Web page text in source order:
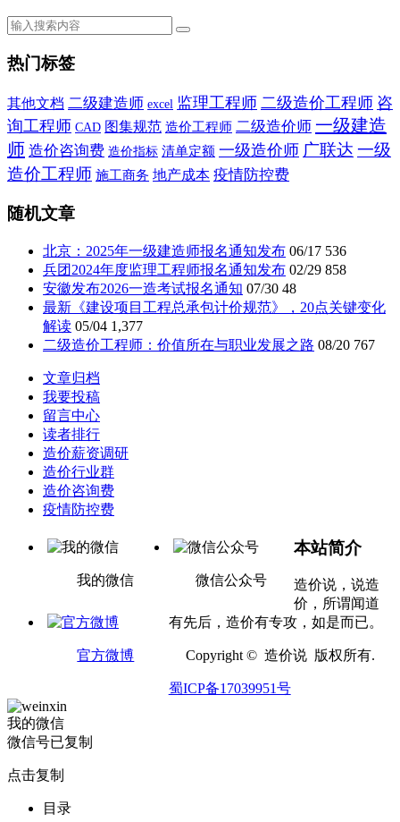
热门标签
其他文档 二级建造师 excel 监理工程师 二级造价工程师 咨
询工程师 CAD 图集规范 造价工程师 二级造价师 一级建造
师 造价咨询费 造价指标 清单定额 一级造价师 广联达 一级
造价工程师 施工商务 地产成本 疫情防控费
随机文章
北京：2025年一级建造师报名通知发布 06/17 536
兵团2024年度监理工程师报名通知发布 02/29 858
安徽发布2026一造考试报名通知 07/30 48
最新《建设项目工程总承包计价规范》，20点关键变化
解读 05/04 1,377
二级造价工程师：价值所在与职业发展之路 08/20 767
文章归档
我要投稿
留言中心
读者排行
造价薪资调研
造价行业群
造价咨询费
疫情防控费
我的微信 微信公众号
官方微博
本站简介
造价说，说造
价，所谓闻道
有先后，造价有专攻，如是而已。
Copyright © 造价说 版权所有.
蜀ICP备17039951号
我的微信
微信号已复制
点击复制
目录